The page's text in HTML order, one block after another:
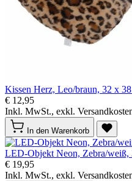
Kissen Herz, Leo/braun, 32 x
€ 12,95
Inkl. MwSt., exkl.
In den Warenkorb
LED-Objekt Neon, Zebra/weiß,
€ 19,95
Inkl. MwSt., exkl.